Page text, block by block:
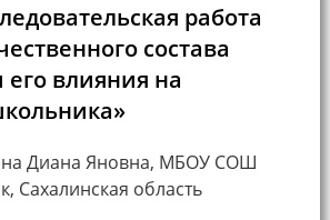
работа
состава
влияния на
Диана Яновна, МБОУ СОШ
Сахалинская область